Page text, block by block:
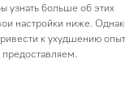
узнать больше об этих
настройки ниже.
к ухудшению